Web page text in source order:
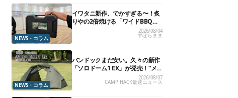
NEWS・コラム
イワタニ新作、でかすぎる〜！炙
りやの2倍焼ける「ワイドBBQグ
リル」で“豪快焼肉”できるよ【再
販開始】
2026/08/04
ずぼらまま
NEWS・コラム
バンドックまだ安い。久々の新作
「ソロドーム1 EX」が発売！“メ
ッシュインナー”だけでも使える
よ【防災も◎】
2026/08/07
CAMP HACK最速ニュース